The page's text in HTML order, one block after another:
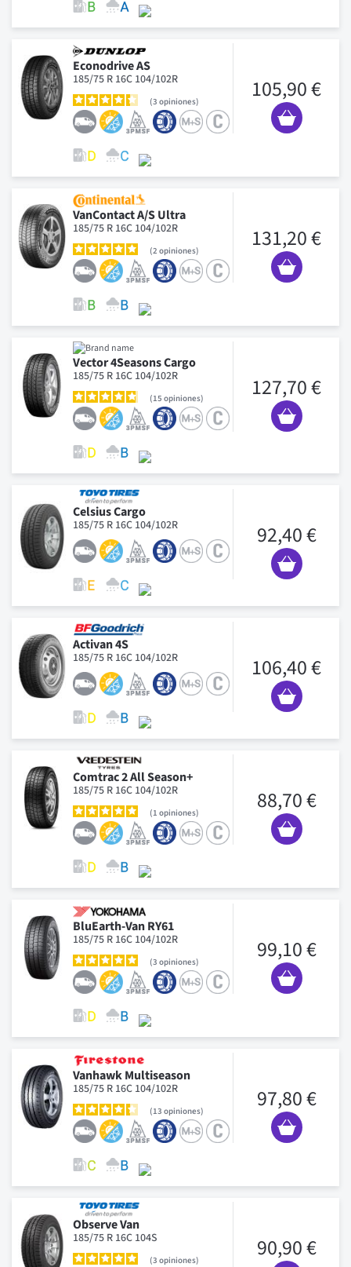
Econodrive AS
185/75 R 16C 104/102R
3 opiniones 105,90 €
VanContact A/S Ultra
185/75 R 16C 104/102R
2 opiniones 131,20 €
Vector 4Seasons Cargo
185/75 R 16C 104/102R
15 opiniones 127,70 €
Celsius Cargo
185/75 R 16C 104/102R 92,40 €
Activan 4S
185/75 R 16C 104/102R 106,40 €
Comtrac 2 All Season+
185/75 R 16C 104/102R
1 opiniones 88,70 €
BluEarth-Van RY61
185/75 R 16C 104/102R
3 opiniones 99,10 €
Vanhawk Multiseason
185/75 R 16C 104/102R
13 opiniones 97,80 €
Observe Van
185/75 R 16C 104S
3 opiniones 90,90 €